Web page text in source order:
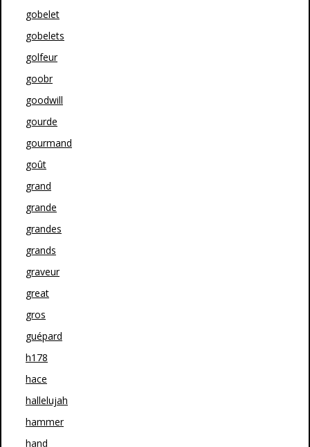
gobelet
gobelets
golfeur
goobr
goodwill
gourde
gourmand
goût
grand
grande
grandes
grands
graveur
great
gros
guépard
h178
hace
hallelujah
hammer
hand